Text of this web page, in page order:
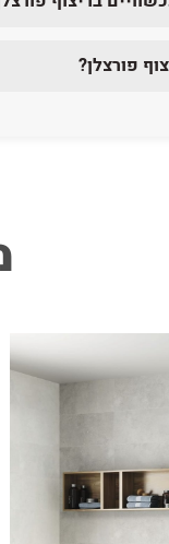
פורצלן?